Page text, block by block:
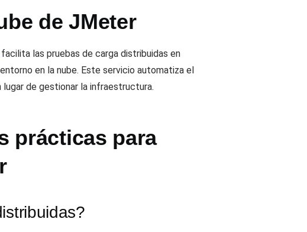
de JMeter
facilita las pruebas de carga distribuidas en
en la nube. Este servicio automatiza el
de gestionar la infraestructura.
prácticas para